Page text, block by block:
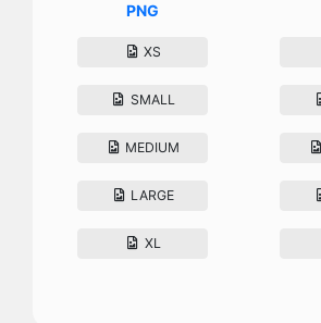
PNG
XS
SMALL
MEDIUM
LARGE
XL